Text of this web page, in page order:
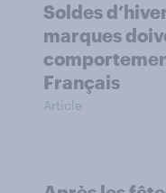
Soldes
marques
Français
Article